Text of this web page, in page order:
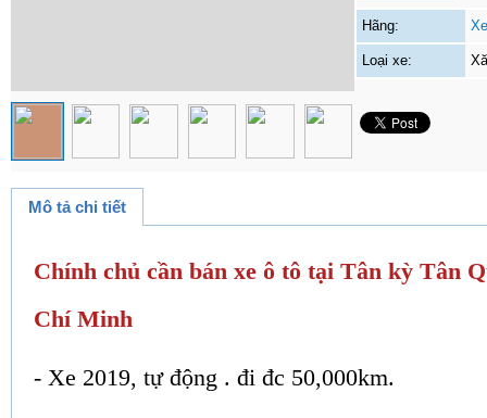
Hãng:
Loại xe:
Mô tả chi tiết
Chính chủ cần bán xe ô tô tại Tân kỳ Tân
Chí Minh
- Xe 2019, tự động . đi đc 50,000km.